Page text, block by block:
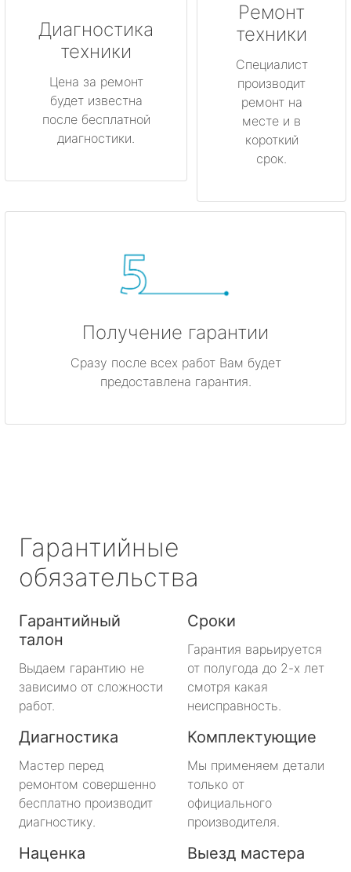
Диагностика
техники
Цена за ремонт
будет известна
после бесплатной
диагностики.
Ремонт
техники
Специалист
производит
ремонт на
месте и в
короткий
срок.
Получение гарантии
Сразу после всех работ Вам будет
предоставлена гарантия.
Гарантийные
обязательства
Гарантийный
талон
Выдаем гарантию не
зависимо от сложности
работ.
Сроки
Гарантия варьируется
от полугода до 2-х лет
смотря какая
неисправность.
Диагностика
Мастер перед
ремонтом совершенно
бесплатно производит
диагностику.
Комплектующие
Мы применяем детали
только от
официального
производителя.
Наценка Выезд мастера